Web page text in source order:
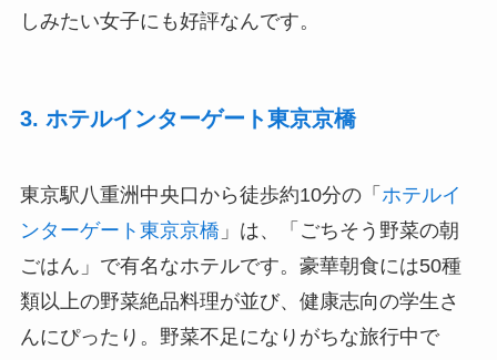
しみたい女子にも好評なんです。
3. ホテルインターゲート東京京橋
東京駅八重洲中央口から徒歩約10分の「 ホテルイ
ンターゲート東京京橋 」は、「ごちそう野菜の朝
ごはん」で有名なホテルです。豪華朝食には50種
類以上の野菜絶品料理が並び、健康志向の学生さ
んにぴったり。野菜不足になりがちな旅行中で